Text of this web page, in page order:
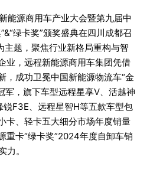
能源商用车产业大会暨第九届中
绿卡奖”颁奖盛典在四川成都召
主题，聚焦行业新格局重构与智
业，远程新能源商用车集团凭借
，成功卫冕中国新能源物流车“金
军，旗下车型远程星享V、活越神
锐F3E、远程星智H等五款车型包
卡、轻卡五大细分市场年度销量
重卡“绿卡奖”2024年度自卸车销
力。